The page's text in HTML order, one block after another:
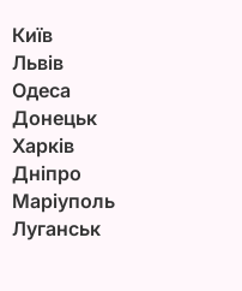
Київ
Львів
Одеса
Донецьк
Харків
Дніпро
Маріуполь
Луганськ